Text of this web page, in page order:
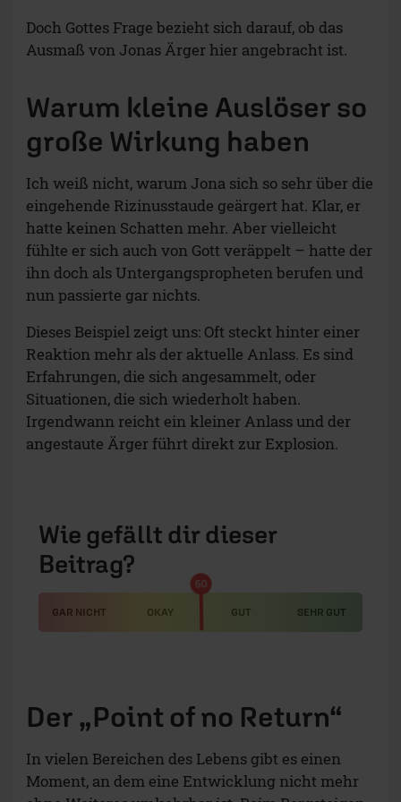
Doch Gottes Frage bezieht sich darauf, ob das
Ausmaß von Jonas Ärger hier angebracht ist.
Warum kleine Auslöser so
große Wirkung haben
Ich weiß nicht, warum Jona sich so sehr über die
eingehende Rizinusstaude geärgert hat. Klar, er
hatte keinen Schatten mehr. Aber vielleicht
fühlte er sich auch von Gott veräppelt – hatte der
ihn doch als Untergangspropheten berufen und
nun passierte gar nichts.
Dieses Beispiel zeigt uns: Oft steckt hinter einer
Reaktion mehr als der aktuelle Anlass. Es sind
Erfahrungen, die sich angesammelt, oder
Situationen, die sich wiederholt haben.
Irgendwann reicht ein kleiner Anlass und der
angestaute Ärger führt direkt zur Explosion.
Wie gefällt dir dieser
Beitrag?
GAR NICHT OKAY GUT SEHR GUT
50
Der „Point of no Return“
In vielen Bereichen des Lebens gibt es einen
Moment, an dem eine Entwicklung nicht mehr